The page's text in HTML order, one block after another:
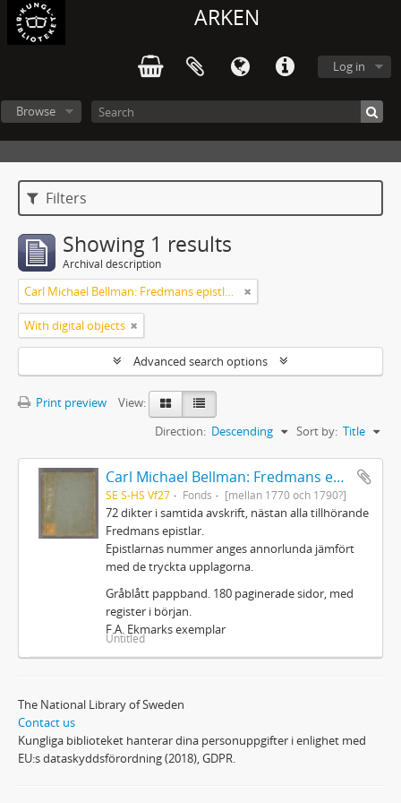
ARKEN
Log in
Browse
Filters
Showing 1 results
Archival description
Carl Michael Bellman: Fredmans epistlar m.m.
With digital objects
Advanced search options
Print preview
View:
Sort by: Title
Direction: Descending
Carl Michael Bellman: Fredmans epistlar m.m.
SE S-HS Vf27 Fonds [mellan 1770 och 1790?]
72 dikter i samtida avskrift, nästan alla tillhörande
Fredmans epistlar.
Epistlarnas nummer anges annorlunda jämfört
med de tryckta upplagorna.
Gråblått pappband. 180 paginerade sidor, med
register i början.
F.A. Ekmarks exemplar
Untitled
The National Library of Sweden
Contact us
Kungliga biblioteket hanterar dina personuppgifter i enlighet med
EU:s dataskyddsförordning (2018), GDPR.